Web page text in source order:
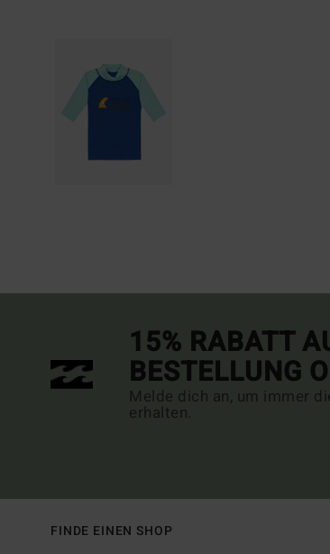
15% RABATT
BESTELLUNG
Melde dich an, um immer
erhalten.
FINDE EINEN SHOP